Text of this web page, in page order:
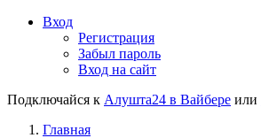
Вход
Регистрация
Забыл пароль
Вход на сайт
Подключайся к Алушта24 в Вайбере или
Главная